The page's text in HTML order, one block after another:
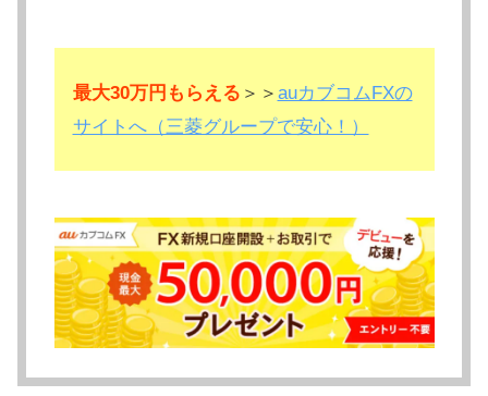
最大30万円もらえる ＞＞ auカブコムFXの
サイトへ（三菱グループで安心！）